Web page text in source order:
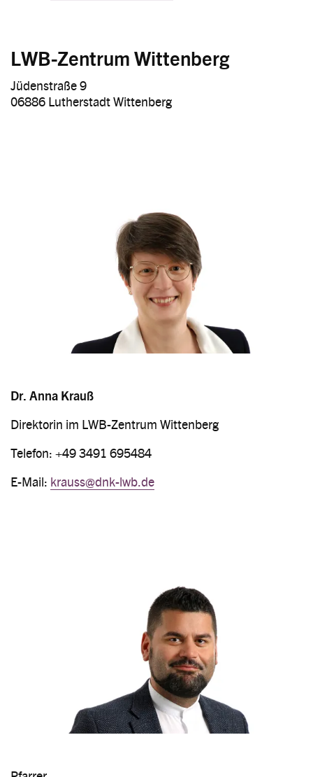
LWB-Zentrum Wittenberg
Jüdenstraße 9
06886 Lutherstadt Wittenberg
Dr. Anna Krauß
Direktorin im LWB-Zentrum Wittenberg
Telefon: +49 3491 695484
E-Mail: krauss@dnk-lwb.de